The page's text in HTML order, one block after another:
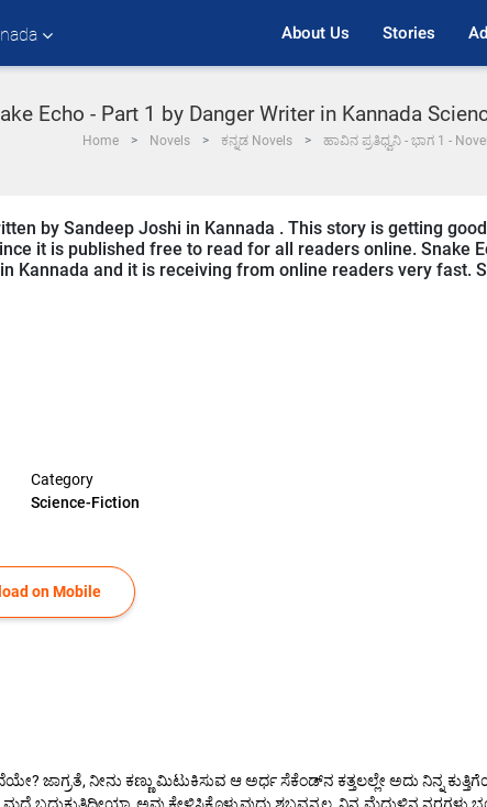
About Us Stories
Echo - Part 1 by Danger Writer in Kannada
Home Novels ಕನ್ನಡ Novels ಹಾವಿನ ಪ್ರತಿಧ್ವನಿ - ಭಾಗ 1 -
by Sandeep Joshi in Kannada . This story is getting
it is published free to read for all readers online. Snake
Kannada and it is receiving from online readers very fast.
Category
Science-Fiction
on Mobile
ಜಾಗ್ರತೆ, ನೀನು ಕಣ್ಣು ಮಿಟುಕಿಸುವ ಆ ಅರ್ಧ ಸೆಕೆಂಡ್‌ನ ಕತ್ತಲಲ್ಲೇ ಅದು ನಿನ್ನ